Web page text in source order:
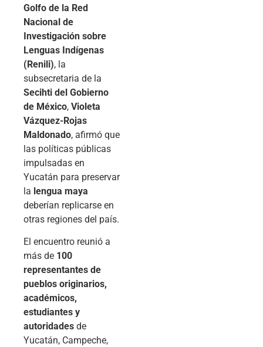
Golfo de la Red
Nacional de
Investigación sobre
Lenguas Indígenas
(Renili), la
subsecretaria de la
Secihti del Gobierno
de México, Violeta
Vázquez-Rojas
Maldonado, afirmó que
las políticas públicas
impulsadas en
Yucatán para preservar
la lengua maya
deberían replicarse en
otras regiones del país.
El encuentro reunió a
más de 100
representantes de
pueblos originarios,
académicos,
estudiantes y
autoridades de
Yucatán, Campeche,